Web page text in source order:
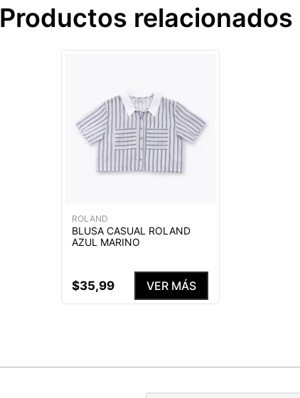
Productos relacionados
ROLAND
BLUSA CASUAL ROLAND
AZUL MARINO
$35,99 VER MÁS